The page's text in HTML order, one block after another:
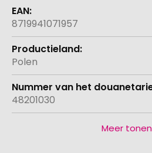
8719941071957
Polen
48201030
Meer tonen